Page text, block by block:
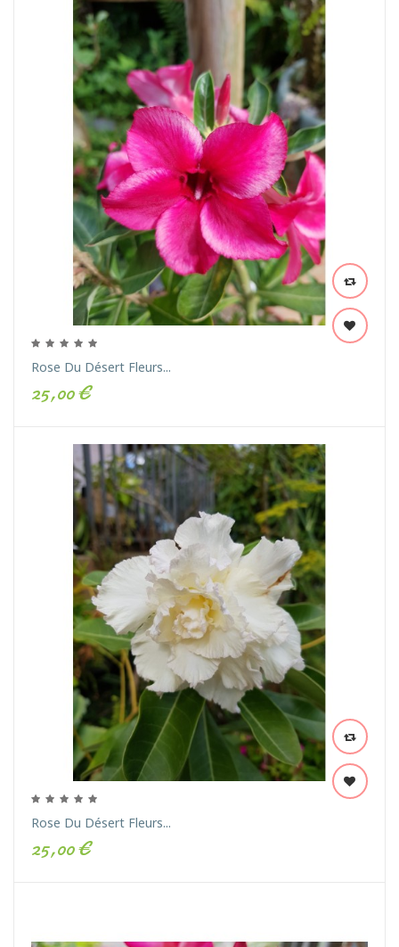
Rose Du Désert Fleurs...
25,00 €
Rose Du Désert Fleurs...
25,00 €